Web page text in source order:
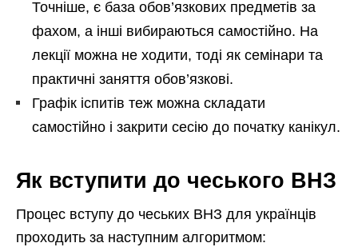
Точніше, є база обов’язкових предметів за
фахом, а інші вибираються самостійно. На
лекції можна не ходити, тоді як семінари та
практичні заняття обов’язкові.
Графік іспитів теж можна складати
самостійно і закрити сесію до початку канікул.
Як вступити до чеського ВНЗ
Процес вступу до чеських ВНЗ для українців
проходить за наступним алгоритмом: